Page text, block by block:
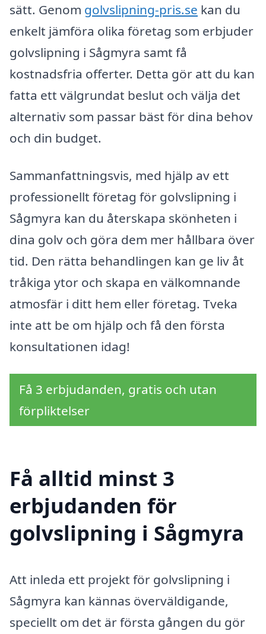
sätt. Genom golvslipning-pris.se kan du
enkelt jämföra olika företag som erbjuder
golvslipning i Sågmyra samt få
kostnadsfria offerter. Detta gör att du kan
fatta ett välgrundat beslut och välja det
alternativ som passar bäst för dina behov
och din budget.
Sammanfattningsvis, med hjälp av ett
professionellt företag för golvslipning i
Sågmyra kan du återskapa skönheten i
dina golv och göra dem mer hållbara över
tid. Den rätta behandlingen kan ge liv åt
tråkiga ytor och skapa en välkomnande
atmosfär i ditt hem eller företag. Tveka
inte att be om hjälp och få den första
konsultationen idag!
Få 3 erbjudanden, gratis och utan
förpliktelser
Få alltid minst 3
erbjudanden för
golvslipning i Sågmyra
Att inleda ett projekt för golvslipning i
Sågmyra kan kännas överväldigande,
speciellt om det är första gången du gör